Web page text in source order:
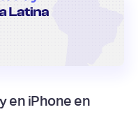
en iPhone en